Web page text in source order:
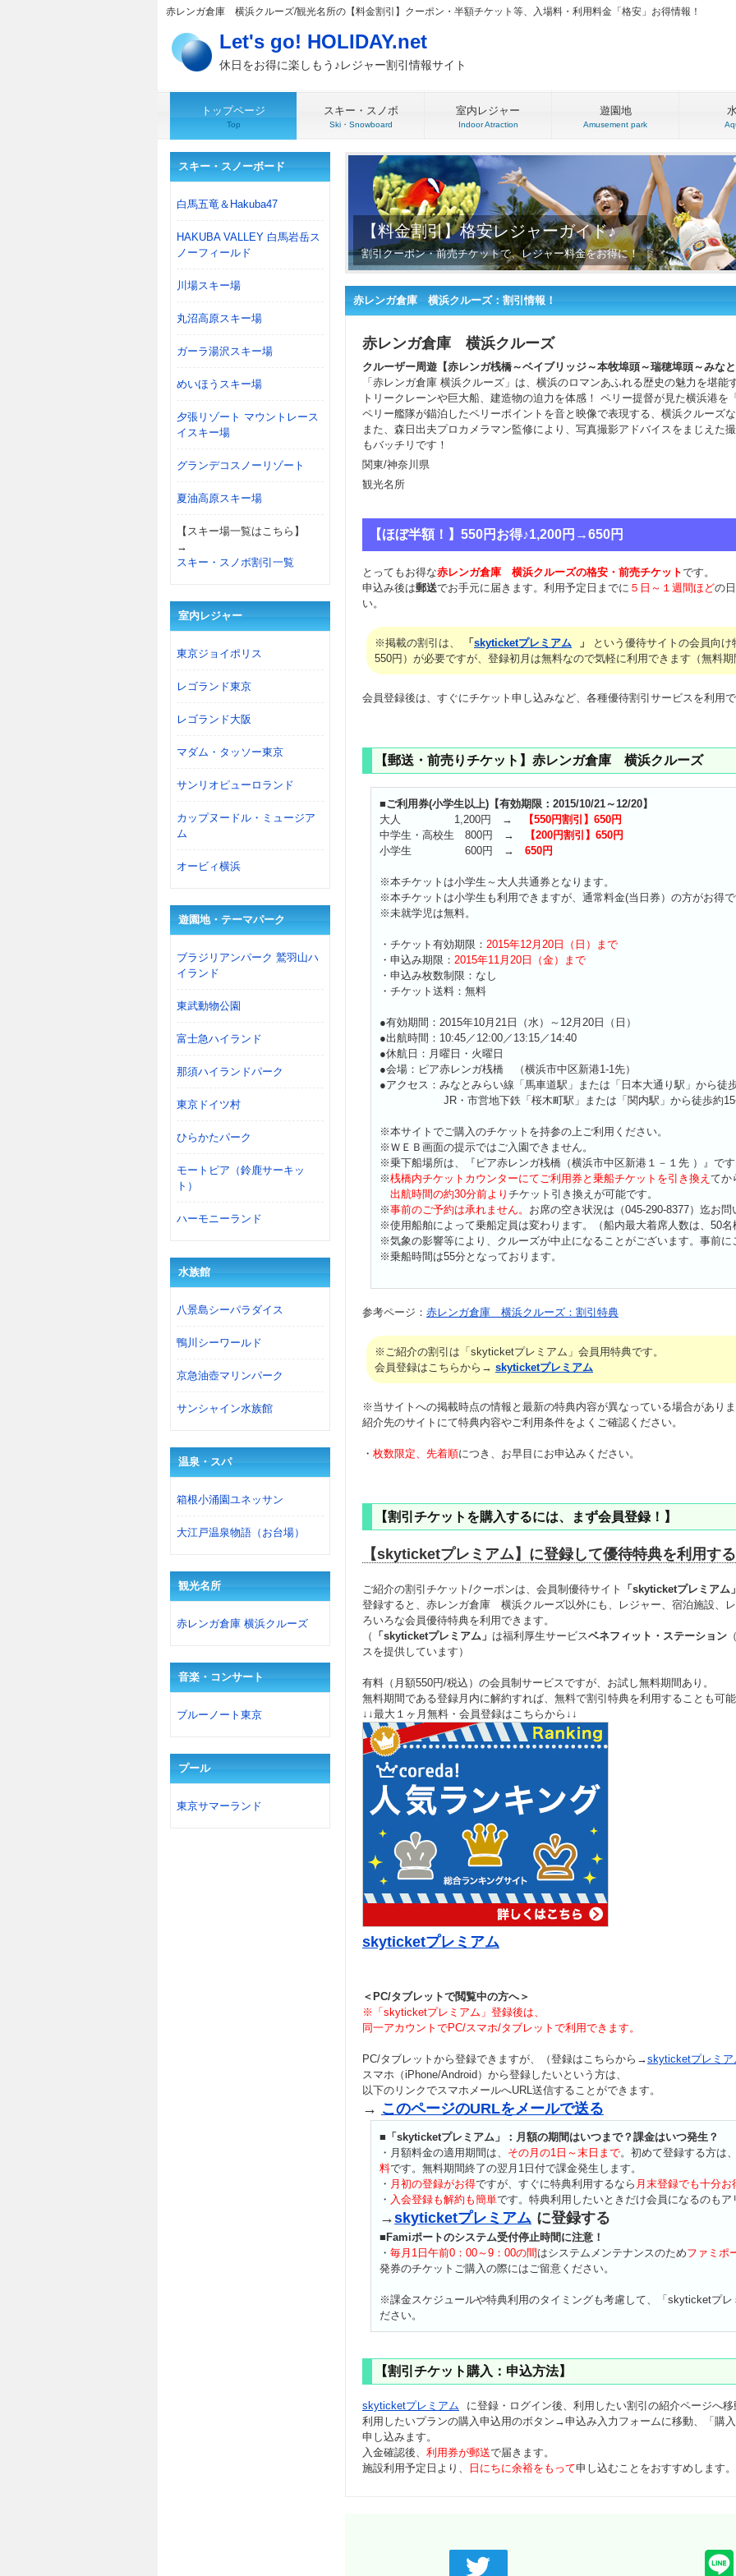
赤レンガ倉庫 横浜クルーズ/観光名所の【料金割引】クーポン・半額チケット等、入場料・利用料金「格安」お得情報！
Let's go! HOLIDAY.net
休日をお得に楽しもう♪レジャー割引情報サイト
トップページ
Top
スキー・スノボ
Ski・Snowboard
室内レジャー
Indoor Atraction
遊園地
Amusement park
【料金割引】格安レジャーガイド♪
割引クーポン・前売チケットで、レジャー料金をお得に！
赤レンガ倉庫 横浜クルーズ：割引情報！
赤レンガ倉庫 横浜クルーズ
クルーザー周遊【赤レンガ桟橋～ベイブリッジ～本牧埠頭～瑞穂埠頭～みなと
「赤レンガ倉庫 横浜クルーズ」は、横浜のロマンあふれる歴史の魅力を堪能
トリークレーンや巨大船、建造物の迫力を体感！ ペリー提督が見た横浜港を
ペリー艦隊が錨泊したペリーポイントを音と映像で表現する、横浜クルーズ
また、森日出夫プロカメラマン監修により、写真撮影アドバイスをまじえた
もバッチリです！
関東/神奈川県
観光名所
【ほぼ半額！】550円お得♪1,200円→650円
とってもお得な赤レンガ倉庫 横浜クルーズの格安・前売チケットです。
申込み後は郵送でお手元に届きます。利用予定日までに ５日～１週間ほどの
い。
※掲載の割引は、 「 skyticketプレミアム 」
という優待サイトの会員向
550円）が必要ですが、登録初月は無料なので気軽に利用できます（無料期
会員登録後は、すぐにチケット申し込みなど、各種優待割引サービスを利用で
【郵送・前売りチケット】赤レンガ倉庫 横浜クルーズ
■ご利用券(小学生以上)【有効期限：2015/10/21～12/20】
大人 1,200円 →
【550円割引】650円
中学生・高校生 800円 →
【200円割引】650円
小学生 600円 → 650円
※本チケットは小学生～大人共通券となります。
※本チケットは小学生も利用できますが、通常料金(当日券）の方がお得で
※未就学児は無料。
・チケット有効期限： 2015年12月20日（日）まで
・申込み期限： 2015年11月20日（金）まで
・申込み枚数制限：なし
・チケット送料：無料
●有効期間：2015年10月21日（水）～12月20日（日）
●出航時間：10:45／12:00／13:15／14:40
●休航日：月曜日・火曜日
●会場：ピア赤レンガ桟橋 （横浜市中区新港1-1先）
●アクセス：みなとみらい線「馬車道駅」または「日本大通り駅」から徒
JR・市営地下鉄「桜木町駅」または「関内駅」から徒歩約15
※本サイトでご購入のチケットを持参の上ご利用ください。
※ＷＥＢ画面の提示ではご入園できません。
※乗下船場所は、『ピア赤レンガ桟橋（横浜市中区新港１－１先 ）』です
※桟橋内チケットカウンターにてご利用券と乗船チケットを引き換え てか
出航時間の約30分前より チケット引き換えが可能です。
※事前のご予約は承れません。 お席の空き状況は（045-290-8377）迄お問
※使用船舶によって乗船定員は変わります。（船内最大着席人数は、50名
※気象の影響等により、クルーズが中止になることがございます。事前に
※乗船時間は55分となっております。
参考ページ： 赤レンガ倉庫 横浜クルーズ：割引特典
※ご紹介の割引は「skyticketプレミアム」会員用特典です。
会員登録はこちらから→ skyticketプレミアム
※当サイトへの掲載時点の情報と最新の特典内容が異なっている場合があり
紹介先のサイトにて特典内容やご利用条件をよくご確認ください。
・ 枚数限定、先着順につき、お早目にお申込みください。
【割引チケットを購入するには、まず会員登録！】
【skyticketプレミアム】に登録して優待特典を利用する
ご紹介の割引チケット/クーポンは、会員制優待サイト 「skyticketプレミアム」
登録すると、赤レンガ倉庫 横浜クルーズ以外にも、レジャー、宿泊施設、
ろいろな会員優待特典を利用できます。
（ 「skyticketプレミアム」 は福利厚生サービスベネフィット・ステーション
スを提供しています）
有料（月額550円/税込）の会員制サービスですが、 お試し無料期間 あり。
無料期間である登録月内に解約すれば、無料で割引特典を利用することも可能
↓↓最大１ヶ月無料・会員登録はこちらから↓↓
skyticketプレミアム
＜PC/タブレットで閲覧中の方へ＞
※「skyticketプレミアム」登録後は、
同一アカウントでPC/スマホ/タブレットで利用できます。
PC/タブレットから登録できますが、（登録はこちらから→skyticketプレミア
スマホ（iPhone/Android）から登録したいという方は、
以下のリンクでスマホメールへURL送信することができます。
→ このページのURLをメールで送る
■「skyticketプレミアム」：月額の期間はいつまで？課金はいつ発生？
・月額料金の適用期間は、 その月の1日～末日まで。初めて登録する方は
料です。無料期間終了の翌月1日付で課金発生します。
・ 月初の登録がお得ですが、すぐに特典利用するなら 月末登録でも十分お
・ 入会登録も解約も簡単です。特典利用したいときだけ会員になるのもア
→skyticketプレミアム に登録する
■Famiポートのシステム受付停止時間に注意！
・ 毎月1日午前0：00～9：00の間 はシステムメンテナンスのためファミポ
発券のチケットご購入の際にはご留意ください。
※課金スケジュールや特典利用のタイミングも考慮して、「skyticketプレ
ださい。
【割引チケット購入：申込方法】
skyticketプレミアム
に登録・ログイン後、利用したい割引の紹介ページへ移
利用したいプランの購入申込用のボタン→申込み入力フォームに移動、「購
申し込みます。
入金確認後、 利用券が郵送で届きます。
施設利用予定日より、
日にちに余裕をもって申し込むことをおすすめします。
スキー・スノーボード
白馬五竜＆Hakuba47
HAKUBA VALLEY 白馬岩岳ス
ノーフィールド
川場スキー場
丸沼高原スキー場
ガーラ湯沢スキー場
めいほうスキー場
夕張リゾート マウントレース
イスキー場
グランデコスノーリゾート
夏油高原スキー場
【スキー場一覧はこちら】
→
スキー・スノボ割引一覧
室内レジャー
東京ジョイポリス
レゴランド東京
レゴランド大阪
マダム・タッソー東京
サンリオピューロランド
カップヌードル・ミュージア
ム
オービィ横浜
遊園地・テーマパーク
ブラジリアンパーク 鷲羽山ハ
イランド
東武動物公園
富士急ハイランド
那須ハイランドパーク
東京ドイツ村
ひらかたパーク
モートピア（鈴鹿サーキッ
ト）
ハーモニーランド
水族館
八景島シーパラダイス
鴨川シーワールド
京急油壺マリンパーク
サンシャイン水族館
温泉・スパ
箱根小涌園ユネッサン
大江戸温泉物語（お台場）
観光名所
赤レンガ倉庫 横浜クルーズ
音楽・コンサート
ブルーノート東京
プール
東京サマーランド